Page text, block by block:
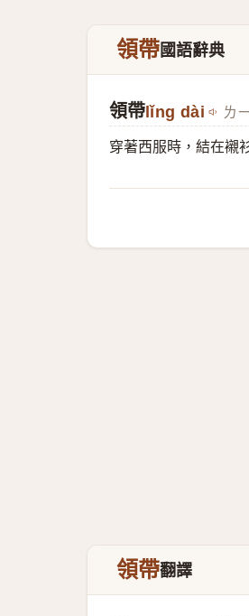
領帶國語辭典
領帶 lǐng dài ㄌ
穿著西服時，結在襯
領帶翻譯